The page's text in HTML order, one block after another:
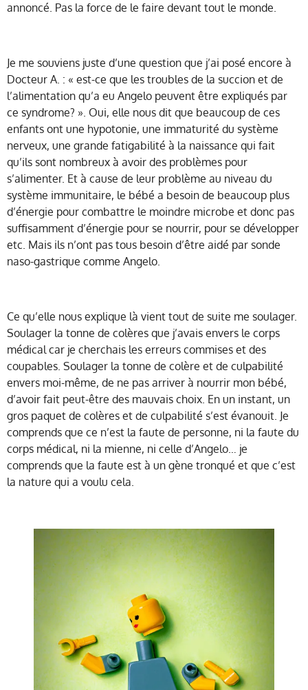
annoncé. Pas la force de le faire devant tout le monde.
Je me souviens juste d’une question que j’ai posé encore à
Docteur A. : « est-ce que les troubles de la succion et de
l’alimentation qu’a eu Angelo peuvent être expliqués par
ce syndrome? ». Oui, elle nous dit que beaucoup de ces
enfants ont une hypotonie, une immaturité du système
nerveux, une grande fatigabilité à la naissance qui fait
qu’ils sont nombreux à avoir des problèmes pour
s’alimenter. Et à cause de leur problème au niveau du
système immunitaire, le bébé a besoin de beaucoup plus
d’énergie pour combattre le moindre microbe et donc pas
suffisamment d’énergie pour se nourrir, pour se développer
etc. Mais ils n’ont pas tous besoin d’être aidé par sonde
naso-gastrique comme Angelo.
Ce qu’elle nous explique là vient tout de suite me soulager.
Soulager la tonne de colères que j’avais envers le corps
médical car je cherchais les erreurs commises et des
coupables. Soulager la tonne de colère et de culpabilité
envers moi-même, de ne pas arriver à nourrir mon bébé,
d’avoir fait peut-être des mauvais choix. En un instant, un
gros paquet de colères et de culpabilité s’est évanouit. Je
comprends que ce n’est la faute de personne, ni la faute du
corps médical, ni la mienne, ni celle d’Angelo… je
comprends que la faute est à un gène tronqué et que c’est
la nature qui a voulu cela.